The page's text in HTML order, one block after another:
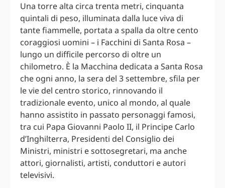
Una torre alta circa trenta metri, cinquanta
quintali di peso, illuminata dalla luce viva di
tante fiammelle, portata a spalla da oltre cento
coraggiosi uomini – i Facchini di Santa Rosa –
lungo un difficile percorso di oltre un
chilometro. È la Macchina dedicata a Santa Rosa
che ogni anno, la sera del 3 settembre, sfila per
le vie del centro storico, rinnovando il
tradizionale evento, unico al mondo, al quale
hanno assistito in passato personaggi famosi,
tra cui Papa Giovanni Paolo II, il Principe Carlo
d’Inghilterra, Presidenti del Consiglio dei
Ministri, ministri e sottosegretari, ma anche
attori, giornalisti, artisti, conduttori e autori
televisivi.